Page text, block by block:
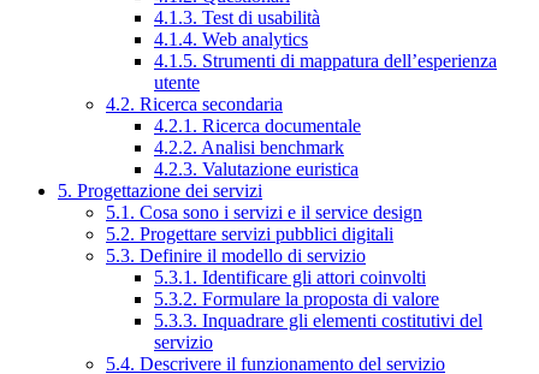
4.1.3. Test di usabilità
4.1.4. Web analytics
4.1.5. Strumenti di mappatura dell’esperienza
utente
4.2. Ricerca secondaria
4.2.1. Ricerca documentale
4.2.2. Analisi benchmark
4.2.3. Valutazione euristica
5. Progettazione dei servizi
5.1. Cosa sono i servizi e il service design
5.2. Progettare servizi pubblici digitali
5.3. Definire il modello di servizio
5.3.1. Identificare gli attori coinvolti
5.3.2. Formulare la proposta di valore
5.3.3. Inquadrare gli elementi costitutivi del
servizio
5.4. Descrivere il funzionamento del servizio